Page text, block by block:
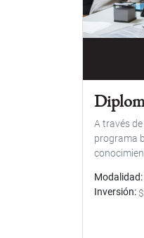
A través
programa
Modalidad
Inversión